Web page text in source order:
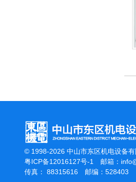
© 1998-2026 中山市东区机电设备有
粤ICP备12016127号-1
邮箱：
传真： 88315616 邮编：528403